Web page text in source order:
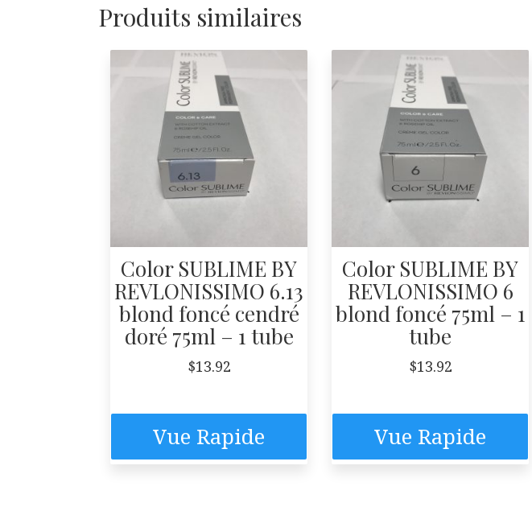
Produits similaires
Color SUBLIME BY
REVLONISSIMO 6.13
blond foncé cendré
doré 75ml – 1 tube
$13.92
Vue Rapide
Color SUBLIME BY
REVLONISSIMO 6
blond foncé 75ml – 1
tube
$13.92
Vue Rapide